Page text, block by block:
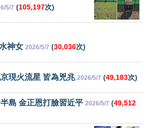
5/7 (105,197次)
神女 2026/5/7 (30,036次)
現火流星 皆為兇兆 2026/5/7 (49,183次)
島 金正恩打臉習近平 2026/5/7 (49,512